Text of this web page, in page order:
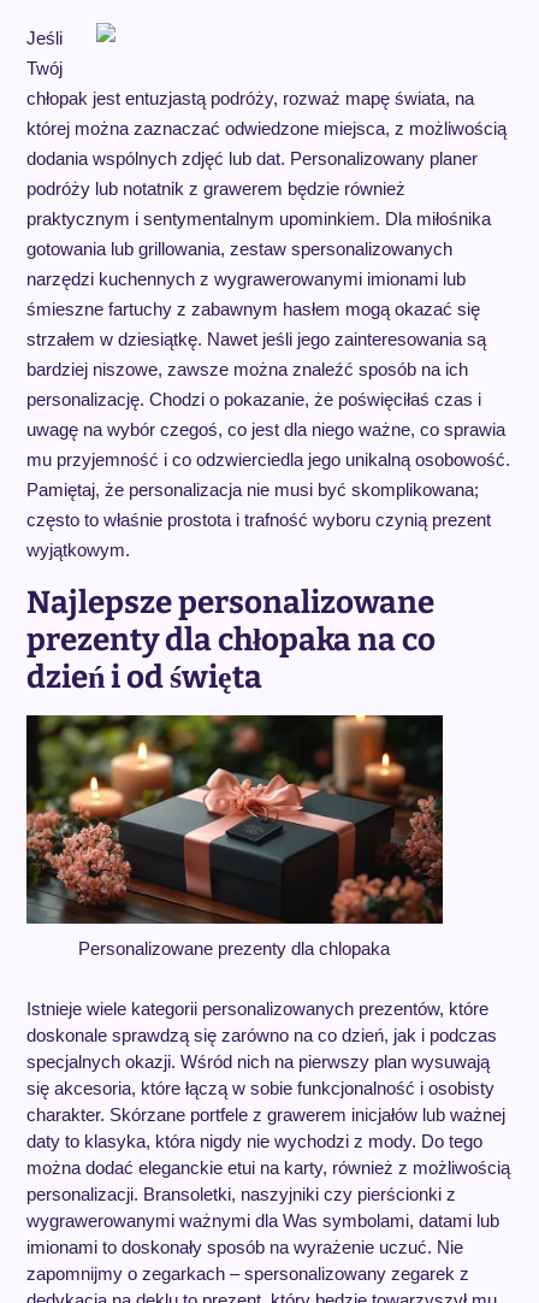
Jeśli
Twój
chłopak jest entuzjastą podróży, rozważ mapę świata, na
której można zaznaczać odwiedzone miejsca, z możliwością
dodania wspólnych zdjęć lub dat. Personalizowany planer
podróży lub notatnik z grawerem będzie również
praktycznym i sentymentalnym upominkiem. Dla miłośnika
gotowania lub grillowania, zestaw spersonalizowanych
narzędzi kuchennych z wygrawerowanymi imionami lub
śmieszne fartuchy z zabawnym hasłem mogą okazać się
strzałem w dziesiątkę. Nawet jeśli jego zainteresowania są
bardziej niszowe, zawsze można znaleźć sposób na ich
personalizację. Chodzi o pokazanie, że poświęciłaś czas i
uwagę na wybór czegoś, co jest dla niego ważne, co sprawia
mu przyjemność i co odzwierciedla jego unikalną osobowość.
Pamiętaj, że personalizacja nie musi być skomplikowana;
często to właśnie prostota i trafność wyboru czynią prezent
wyjątkowym.
Najlepsze personalizowane
prezenty dla chłopaka na co
dzień i od święta
Personalizowane prezenty dla chlopaka
Istnieje wiele kategorii personalizowanych prezentów, które
doskonale sprawdzą się zarówno na co dzień, jak i podczas
specjalnych okazji. Wśród nich na pierwszy plan wysuwają
się akcesoria, które łączą w sobie funkcjonalność i osobisty
charakter. Skórzane portfele z grawerem inicjałów lub ważnej
daty to klasyka, która nigdy nie wychodzi z mody. Do tego
można dodać eleganckie etui na karty, również z możliwością
personalizacji. Bransoletki, naszyjniki czy pierścionki z
wygrawerowanymi ważnymi dla Was symbolami, datami lub
imionami to doskonały sposób na wyrażenie uczuć. Nie
zapomnijmy o zegarkach – spersonalizowany zegarek z